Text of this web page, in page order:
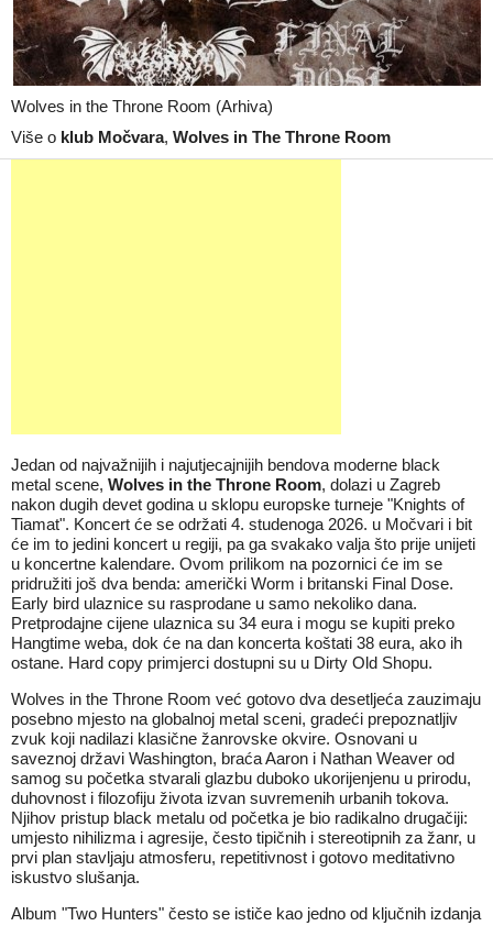
Wolves in the Throne Room (Arhiva)
Više o klub Močvara, Wolves in The Throne Room
Jedan od najvažnijih i najutjecajnijih bendova moderne black
metal scene, Wolves in the Throne Room, dolazi u Zagreb
nakon dugih devet godina u sklopu europske turneje "Knights of
Tiamat". Koncert će se održati 4. studenoga 2026. u Močvari i bit
će im to jedini koncert u regiji, pa ga svakako valja što prije unijeti
u koncertne kalendare. Ovom prilikom na pozornici će im se
pridružiti još dva benda: američki Worm i britanski Final Dose.
Early bird ulaznice su rasprodane u samo nekoliko dana.
Pretprodajne cijene ulaznica su 34 eura i mogu se kupiti preko
Hangtime weba, dok će na dan koncerta koštati 38 eura, ako ih
ostane. Hard copy primjerci dostupni su u Dirty Old Shopu.
Wolves in the Throne Room već gotovo dva desetljeća zauzimaju
posebno mjesto na globalnoj metal sceni, gradeći prepoznatljiv
zvuk koji nadilazi klasične žanrovske okvire. Osnovani u
saveznoj državi Washington, braća Aaron i Nathan Weaver od
samog su početka stvarali glazbu duboko ukorijenjenu u prirodu,
duhovnost i filozofiju života izvan suvremenih urbanih tokova.
Njihov pristup black metalu od početka je bio radikalno drugačiji:
umjesto nihilizma i agresije, često tipičnih i stereotipnih za žanr, u
prvi plan stavljaju atmosferu, repetitivnost i gotovo meditativno
iskustvo slušanja.
Album "Two Hunters" često se ističe kao jedno od ključnih izdanja